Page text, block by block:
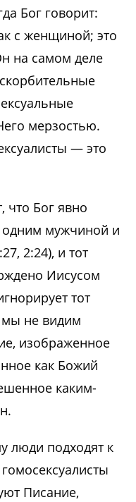
Бог говорит:
с женщиной; это
на самом деле
мерзостью.
— это
что Бог явно
одним мужчиной и
2:24), и тот
Иисусом
тот
мы не видим
изображенное
как Божий
каким-
люди подходят к
Писание,